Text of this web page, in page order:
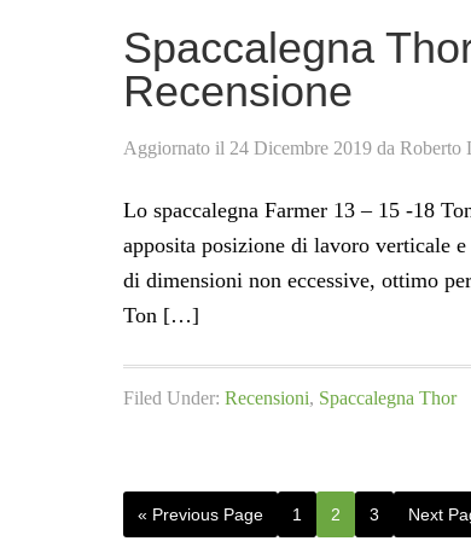
Spaccalegna
Recensione
Aggiornato il 24 Dicembre 2019 da Roberto
Lo spaccalegna Farmer 13 – 15 -18
apposita posizione di lavoro verticale
di dimensioni non eccessive, ottimo
Ton […]
Filed Under: Recensioni, Spaccalegna Thor
« Go
Previous Page Page
1 Page
2 Page
3
Go
Next